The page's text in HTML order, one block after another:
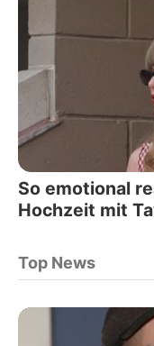
So emotional
Hochzeit mit
Top News